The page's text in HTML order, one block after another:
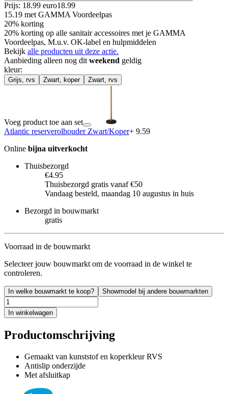
Prijs: 18.99 euro18.99
15.19 met GAMMA Voordeelpas
20% korting
20% korting op alle sanitair accessoires met je GAMMA
Voordeelpas, M.u.v. OK-label en hulpmiddelen
Bekijk alle producten uit deze actie.
Aanbieding alleen nog dit weekend geldig
kleur:
Grijs, rvs Zwart, koper Zwart, rvs
Voeg product toe aan set
Atlantic reserverolhouder Zwart/Koper+ 9.59
Online bijna uitverkocht
Thuisbezorgd
€4.95
Thuisbezorgd gratis vanaf €50
Vandaag besteld, maandag 10 augustus in huis
Bezorgd in bouwmarkt
gratis
Voorraad in de bouwmarkt
Selecteer jouw bouwmarkt om de voorraad in de winkel te
controleren.
In welke bouwmarkt te koop? Showmodel bij andere bouwmarkten
In winkelwagen
Productomschrijving
Gemaakt van kunststof en koperkleur RVS
Antislip onderzijde
Met afsluitkap